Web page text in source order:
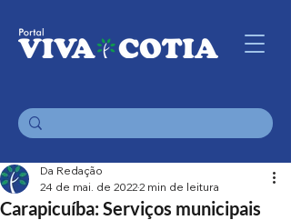
Carapicuíba: Serviços municipais
Da Redação
24 de mai. de 20222 min de leitura